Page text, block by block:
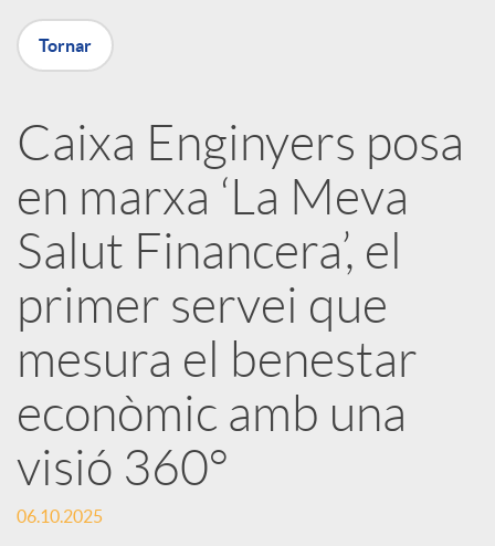
X
r
x
e
s
S
o
Tornar
Caixa Enginyers posa
en marxa ‘La Meva
Salut Financera’, el
primer servei que
mesura el benestar
econòmic amb una
visió 360°
06.10.2025